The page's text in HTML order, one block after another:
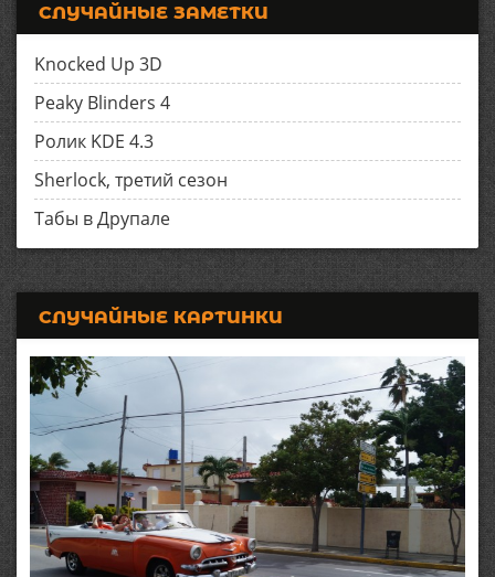
СЛУЧАЙНЫЕ ЗАМЕТКИ
Knocked Up 3D
Peaky Blinders 4
Ролик KDE 4.3
Sherlock, третий сезон
Табы в Друпале
СЛУЧАЙНЫЕ КАРТИНКИ